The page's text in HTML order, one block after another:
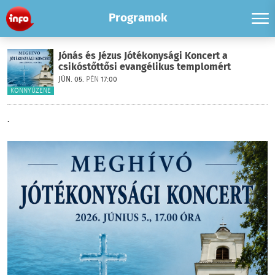
Programok
Jónás és Jézus Jótékonysági Koncert a
csikóstőttősi evangélikus templomért
JÚN. 05. PÉN 17:00
KÖNNYŰZENE
.